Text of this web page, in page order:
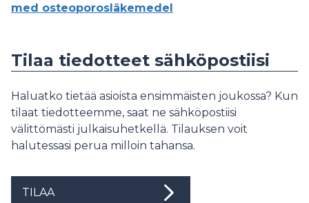
med osteoporosläkemedel
Tilaa tiedotteet sähköpostiisi
Haluatko tietää asioista ensimmäisten joukossa? Kun
tilaat tiedotteemme, saat ne sähköpostiisi
välittömästi julkaisuhetkellä. Tilauksen voit
halutessasi perua milloin tahansa.
TILAA